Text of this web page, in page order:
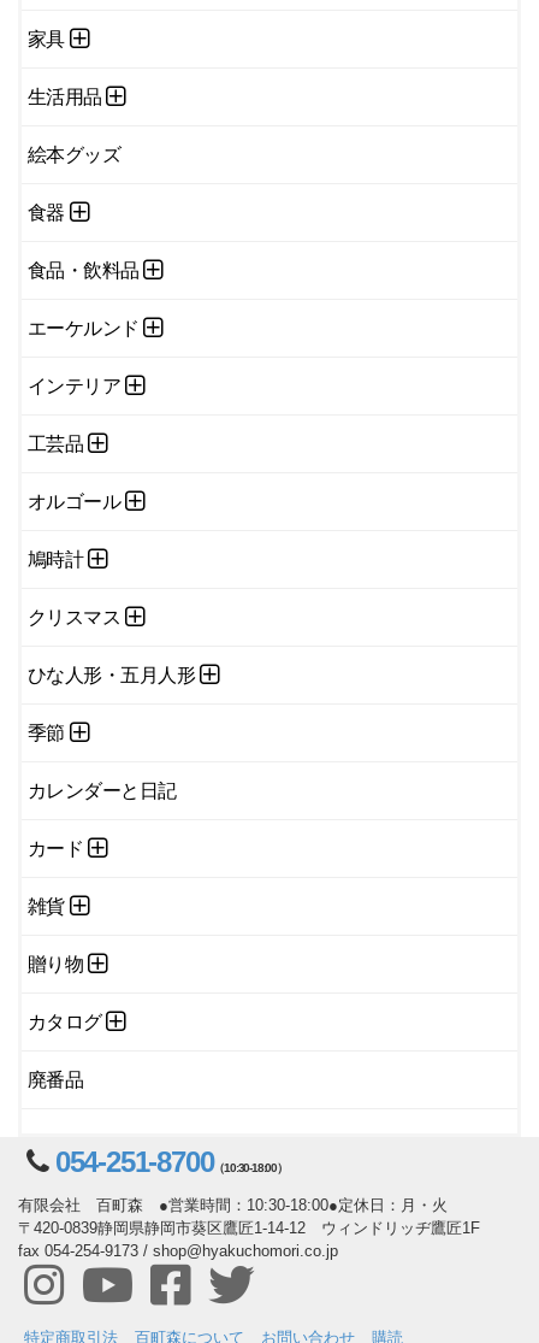
家具
生活用品
絵本グッズ
食器
食品・飲料品
エーケルンド
インテリア
工芸品
オルゴール
鳩時計
クリスマス
ひな人形・五月人形
季節
カレンダーと日記
カード
雑貨
贈り物
カタログ
廃番品
054-251-8700（10:30-18:00）
有限会社 百町森 ●営業時間：10:30-18:00●定休日：月・火
〒420-0839静岡県静岡市葵区鷹匠1-14-12 ウィンドリッヂ鷹匠1F
fax 054-254-9173 / shop@hyakuchomori.co.jp
特定商取引法 百町森について お問い合わせ 購読